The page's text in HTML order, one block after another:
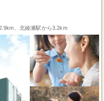
、北綾瀬駅から3.2km